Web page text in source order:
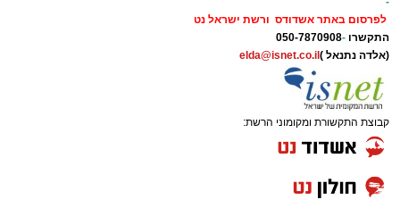
לפרסום באתר אשדודס ורשת ישראל נט
התקשרו -
050-7870908
(אלדה נתנאל ) elda@isnet.co.il
קבוצת התקשורת ומקומוני הרשת: